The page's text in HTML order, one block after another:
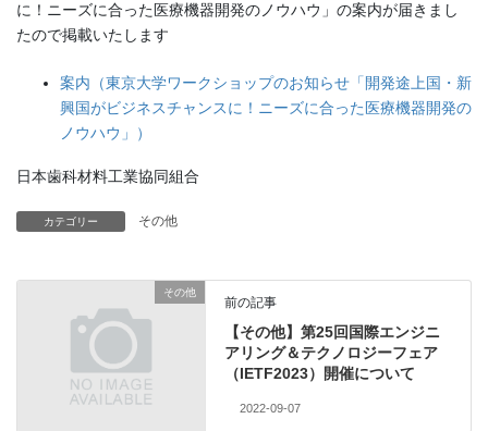
に！ニーズに合った医療機器開発のノウハウ」の案内が届きまし
たので掲載いたします
案内（東京大学ワークショップのお知らせ「開発途上国・新
興国がビジネスチャンスに！ニーズに合った医療機器開発の
ノウハウ」）
日本歯科材料工業協同組合
カテゴリー その他
その他
前の記事
【その他】第25回国際エンジニ
アリング＆テクノロジーフェア
（IETF2023）開催について
2022-09-07